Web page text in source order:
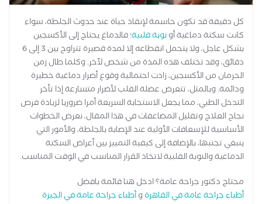
كل دقيقة قد تكون حاسمة لإنقاذ حياة عند حدوث الجلطة، سواء
كانت سكتة دماغية أونوبة قلبية؛ فالدماغ يحتاج إلى الأكسجين
بشكل عاجل، ولا يتحمل انقطاعه إلا لمدة قصيرة تتراوح بين 3 إلى 6
دقائق، وقد تختلف هذه المدة من شخص لآخر. وكلما طال زمن
الحرمان من الأكسجين، زادت احتمالية وقوع أضرار دماغية خطيرة
ودائمة. وبالمثل، تتعرض عضلة القلب لأضرار متسارعة إذا تأخر
التدخل الطبي، مما يجعل الاستجابة السريعة أمرا ضروريا لزيادة فرص
نجاح العلاج وتقليل المضاعفات في هذا المقال، نعرض الخطوات
الأساسية للإسعافات الأولية عند الإصابة بالجلطة، والأمور التي
ينبغي تجنبها، بالإضافة إلى كيفية التمييز بين أعراض السكتة
الدماغية والنوبة القلبية لاتخاذ القرار المناسب في الوقت المناسب.
محتاج دكتور جراحة عامة؟ ادخل هنا قائمة بافضل
أطباء جراحة عامة في القاهرةوأطباء جراحة عامة في الجيزة